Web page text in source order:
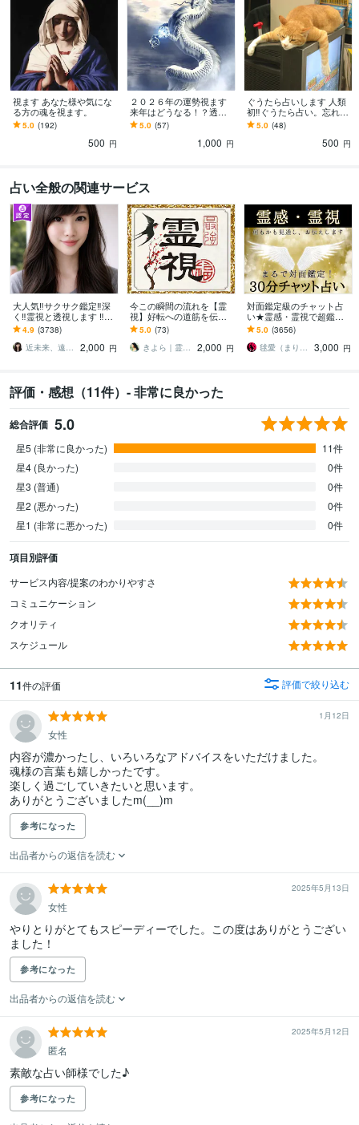
視ます あなた様や気にな
る方の魂を視ます。
5.0 (192)
500 円
２０２６年の運勢視ます
来年はどうなる！？透視
と龍神様タロットから読
み取ります。
5.0 (57)
1,000 円
ぐうたら占いします 人類
初‼️ぐうたら占い。忘れか
けた脱力の力をご体験下
さいませ
5.0 (48)
500 円
占い全般の関連サービス
大人気‼️サクサク鑑定‼️深
く‼️霊視と透視します ‼️恋
愛、複雑な恋愛、仕事、
人間関係、人生相談/深層
霊視
4.9 (3738)
近未来、遠未来を霊透視！！占い師 紗理奈
2,000 円
今この瞬間の流れを【霊
視】好転への道筋を伝え
ます 止まって見えた流れ
が動き出す／迷いを手放
し最善の光へ導きます
5.0 (73)
きよら｜霊視霊感＊白巫鑑定師
2,000 円
対面鑑定級のチャット占
い★霊感・霊視で超鑑定
します 占いし放題の30
分！どんなことでも全て
を見通す霊感霊視で解決
5.0 (3656)
毬愛（まりあ）
3,000 円
評価・感想（11件）- 非常に良かった
総合評価 5.0
星5 (非常に良かった)
11件
星4 (良かった)
0件
星3 (普通)
0件
星2 (悪かった)
0件
星1 (非常に悪かった)
0件
項目別評価
サービス内容/提案のわかりやすさ
コミュニケーション
クオリティ
スケジュール
11件の評価 評価で絞り込む
1月12日
女性
内容が濃かったし、いろいろなアドバイスをいただけました。
魂様の言葉も嬉しかったです。
楽しく過ごしていきたいと思います。
ありがとうございましたm(__)m
参考になった
出品者からの返信を読む
2025年5月13日
女性
やりとりがとてもスピーディーでした。この度はありがとうござい
ました！
参考になった
出品者からの返信を読む
2025年5月12日
匿名
素敵な占い師様でした♪
参考になった